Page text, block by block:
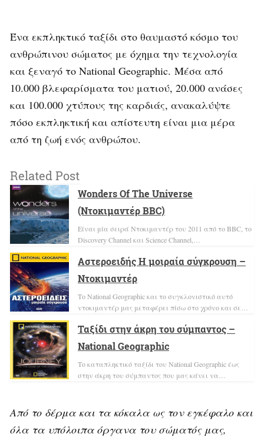
Ένα εκπληκτικό ταξίδι στο θαυμαστό κόσμο του
ανθρώπινου σώματος με όχημα την τεχνολογία
και ξεναγό το National Geographic. Μέσα από
10.000 βλεφαρίσματα του ματιού, 20.000 ανάσες
και 100.000 χτύπους της καρδιάς, ανακαλύψτε
πόσο εκπληκτική και απίστευτη είναι μια μέρα
από τη ζωή ενός ανθρώπου.
Related Post
Wonders Of The Universe
(Ντοκιμαντέρ BBC)
Είναι μία σειρά Ντοκιμαντέρ του 2011 από το BBC, το
Discovery Channel και Science Channel,…
Αστεροειδής Η μοιραία σύγκρουση –
Ντοκιμαντέρ
Το National Geographic και το συγκλονιστικό αυτό
ντοκιμαντέρ μας μεταφέρει πίσω στο χρόνο και σε…
Ταξίδι στην άκρη του σύμπαντος –
National Geographic
Το καταπληκτικό ταξίδι του National Geographic έως
στην άκρη του σύμπαντος που μας κάνει να…
Από το δέρμα και τα κόκαλα ως τον εγκέφαλο και
όλα τα υπόλοιπα όργανα του σώματός μας,